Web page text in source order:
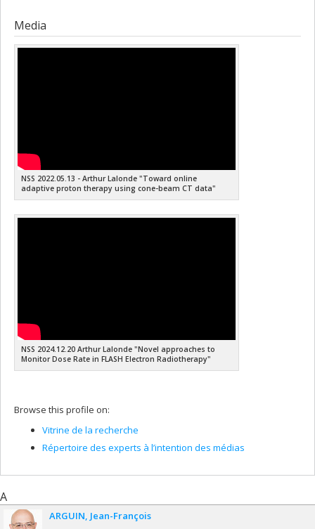
Grant programs:
Media
NSS 2022.05.13 - Arthur Lalonde "Toward online
adaptive proton therapy using cone-beam CT data"
NSS 2024.12.20 Arthur Lalonde "Novel approaches to
Monitor Dose Rate in FLASH Electron Radiotherapy"
Browse this profile on:
Vitrine de la recherche
Répertoire des experts à l’intention des médias
A
ARGUIN Jean-François